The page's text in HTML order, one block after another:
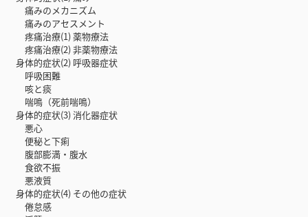
痛みのメカニズム
痛みのアセスメント
疼痛治療(1) 薬物療法
疼痛治療(2) 非薬物療法
身体的症状(2) 呼吸器症状
呼吸困難
咳と痰
喘鳴（死前喘鳴）
身体的症状(3) 消化器症状
悪心
便秘と下痢
腹部膨満・腹水
食欲不振
悪液質
身体的症状(4) その他の症状
倦怠感